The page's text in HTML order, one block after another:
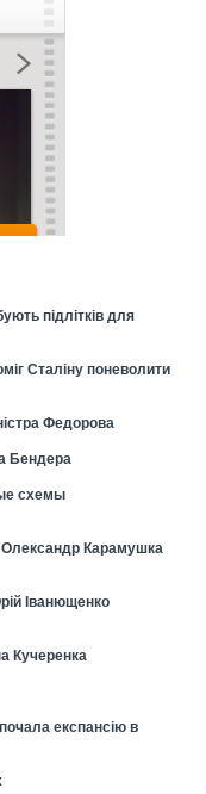
підлітків для
Сталіну поневолити
Федорова
Бендера
схемы
Олександр Карамушка
Іванющенко
Кучеренка
експансію в